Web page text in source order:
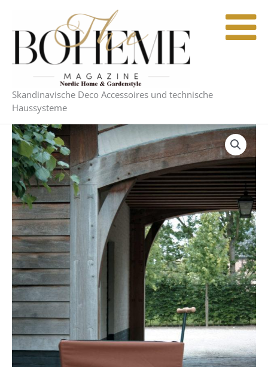
springen
Skandinavische Deco Accessoires und technische
Haussysteme